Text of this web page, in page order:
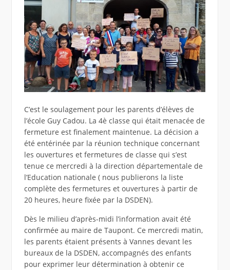
C’est le soulagement pour les parents d’élèves de
l’école Guy Cadou. La 4è classe qui était menacée de
fermeture est finalement maintenue. La décision a
été entérinée par la réunion technique concernant
les ouvertures et fermetures de classe qui s’est
tenue ce mercredi à la direction départementale de
l’Education nationale ( nous publierons la liste
complète des fermetures et ouvertures à partir de
20 heures, heure fixée par la DSDEN).
Dès le milieu d’après-midi l’information avait été
confirmée au maire de Taupont. Ce mercredi matin,
les parents étaient présents à Vannes devant les
bureaux de la DSDEN, accompagnés des enfants
pour exprimer leur détermination à obtenir ce